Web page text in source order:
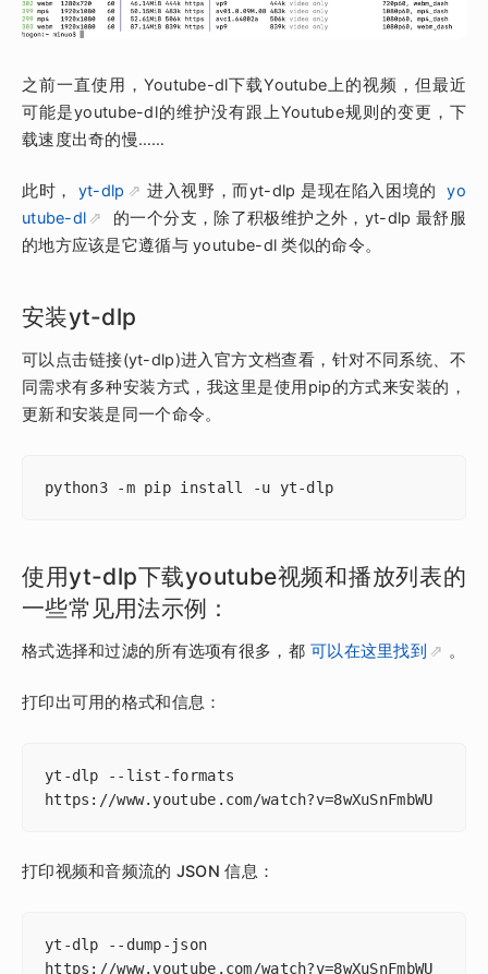
之前一直使用，Youtube-dl下载Youtube上的视频，但最近
可能是youtube-dl的维护没有跟上Youtube规则的变更，下
载速度出奇的慢……
此时， yt-dlp 进入视野，而yt-dlp 是现在陷入困境的
yo
utube-dl
的一个分支，除了积极维护之外，yt-dlp 最舒服
的地方应该是它遵循与 youtube-dl 类似的命令。
安装yt-dlp
可以点击链接(yt-dlp)进入官方文档查看，针对不同系统、不
同需求有多种安装方式，我这里是使用pip的方式来安装的，
更新和安装是同一个命令。
python3 -m pip install -u yt-dlp
使用yt-dlp下载youtube视频和播放列表的
一些常见用法示例：
格式选择和过滤的所有选项有很多，都 可以在这里找到 。
打印出可用的格式和信息：
yt-dlp --list-formats
https://www.youtube.com/watch?v=8wXuSnFmbWU
打印视频和音频流的 JSON 信息：
yt-dlp --dump-json
https://www.youtube.com/watch?v=8wXuSnFmbWU